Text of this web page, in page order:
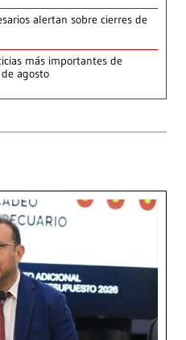
alertan sobre cierres de
más importantes de
agosto